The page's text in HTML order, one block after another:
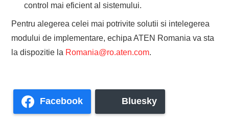
control mai eficient al sistemului.
Pentru alegerea celei mai potrivite solutii si intelegerea
modului de implementare, echipa ATEN Romania va sta
la dispozitie la Romania@ro.aten.com.
Facebook Bluesky